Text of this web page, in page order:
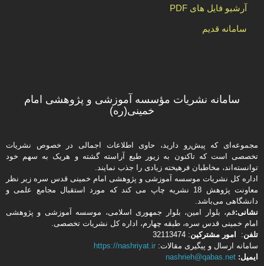
آرشیو فایل های PDF
سامانه قدیم
سامانه نشریات مؤسسه آموزشی و پژوهشی امام
خمینی(ره)
مجموعه‌ای که پیش‌رو دارید،‌ حاوی اطلاعات اجمالی در خصوص نشریات
تخصصی است که تاکنون به زیور طبع آراسته گشته و هریک به سهم خود
توانسته‌اند، مخاطبان فرهیخته‌ زیادی را جذب نمایند.
اداره كل نشریات موسسه آموزشی و پژوهشی امام خمینی قدس سره زیر نظر
معاونت پژوهش 18 نشریه چاپ می کند که مورد استقبال مجامع علمی و
دانشگاهی می‌باشد.
نشانی:قم، بلوار امین، بلوار جمهوری اسلامی، موسسه آموزشی و پژوهشی
امام خمینی قدس سره، طبقه چهارم، اداره كل نشریات تخصصی.
تلفن: امور مشتركین: 32113474
سامانه ارسال و پیگیری مقالات: https://nashriyat.ir
ایمیل: nashrieh@qabas.net